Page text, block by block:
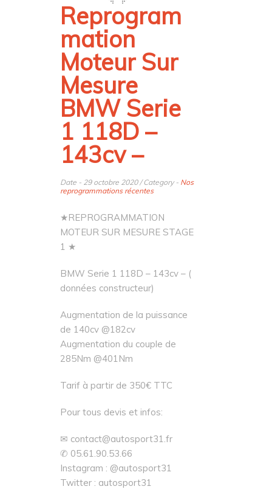
Reprogram
mation
Moteur Sur
Mesure
BMW Serie
1 118D –
143cv –
Date - 29 octobre 2020 / Category - Nos
reprogrammations récentes
★REPROGRAMMATION
MOTEUR SUR MESURE STAGE
1 ★
BMW Serie 1 118D – 143cv – (
données constructeur)
Augmentation de la puissance
de 140cv @182cv
Augmentation du couple de
285Nm @401Nm
Tarif à partir de 350€ TTC
Pour tous devis et infos:
✉ contact@autosport31.fr
✆ 05.61.90.53.66
Instagram : @autosport31
Twitter : autosport31